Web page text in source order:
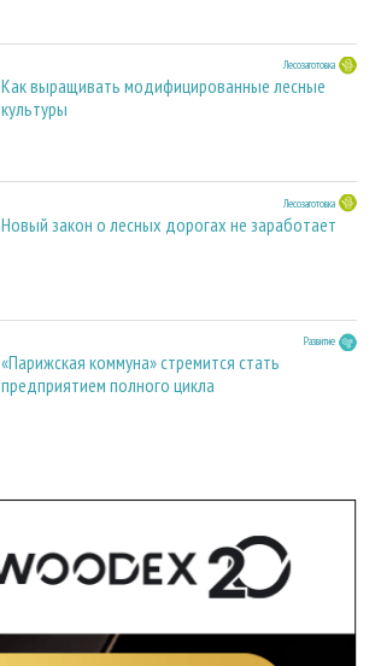
Лесозаготовка
Как выращивать модифицированные лесные
культуры
Лесозаготовка
Новый закон о лесных дорогах не заработает
Развитие
«Парижская коммуна» стремится стать
предприятием полного цикла